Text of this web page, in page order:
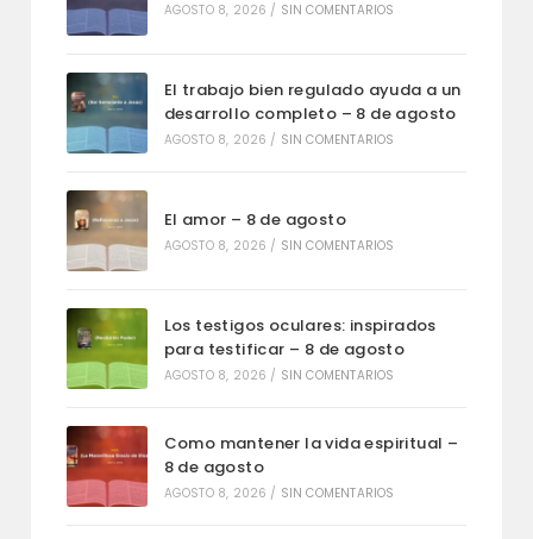
AGOSTO 8, 2026 / SIN COMENTARIOS
El trabajo bien regulado ayuda a un
desarrollo completo – 8 de agosto
AGOSTO 8, 2026 / SIN COMENTARIOS
El amor – 8 de agosto
AGOSTO 8, 2026 / SIN COMENTARIOS
Los testigos oculares: inspirados
para testificar – 8 de agosto
AGOSTO 8, 2026 / SIN COMENTARIOS
Como mantener la vida espiritual –
8 de agosto
AGOSTO 8, 2026 / SIN COMENTARIOS